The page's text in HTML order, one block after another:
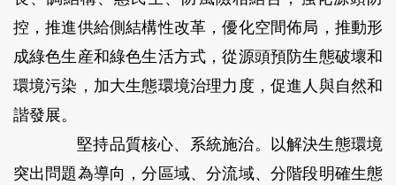
控，推進供給側結構性改革，優化空間佈局，推動形
成綠色生産和綠色生活方式，從源頭預防生態破壞和
環境污染，加大生態環境治理力度，促進人與自然和
諧發展。
堅持品質核心、系統施治。
以解決生態環境
突出問題為導向，分區域、分流域、分階段明確生態